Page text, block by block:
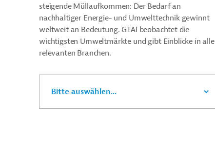
steigende Müllaufkommen: Der Bedarf an
nachhaltiger Energie- und Umwelttechnik gewinnt
weltweit an Bedeutung. GTAI beobachtet die
wichtigsten Umweltmärkte und gibt Einblicke in alle
relevanten Branchen.
Bitte auswählen...